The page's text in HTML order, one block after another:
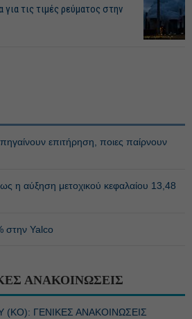
τις τιμές ρεύματος στην
επιτήρηση, ποιες παίρνουν
η αύξηση μετοχικού κεφαλαίου 13,48
στην Yalco
ΑΝΑΚΟΙΝΩΣΕΙΣ
(ΚΟ): ΓΕΝΙΚΕΣ ΑΝΑΚΟΙΝΩΣΕΙΣ